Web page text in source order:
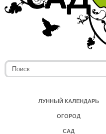
ЛУННЫЙ КАЛЕНДАРЬ
ОГОРОД
САД